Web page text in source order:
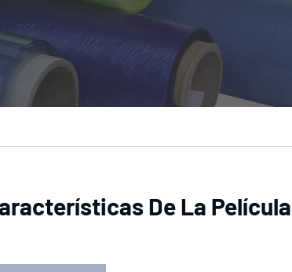
De La Película